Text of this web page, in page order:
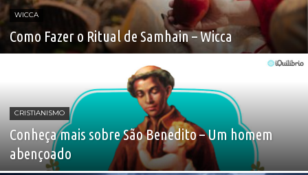
WICCA
Como Fazer o Ritual de Samhain – Wicca
CRISTIANISMO
Conheça mais sobre São Benedito – Um homem
abençoado